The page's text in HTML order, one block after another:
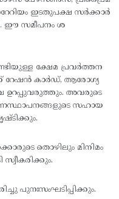
ഇടതുപക്ഷ സര്‍ക്കാര്‍
ഈ സമീപനം ശ
ക്ഷേമ പ്രവര്‍ത്തന
റേഷന്‍ കാര്‍ഡ്, ആരോഗ്യ
ഉറപ്പുവരുത്തും. അവരുടെ
സഹായ
തൊഴിലും മിനിമം
പുനഃസംഘടിപ്പിക്കും.